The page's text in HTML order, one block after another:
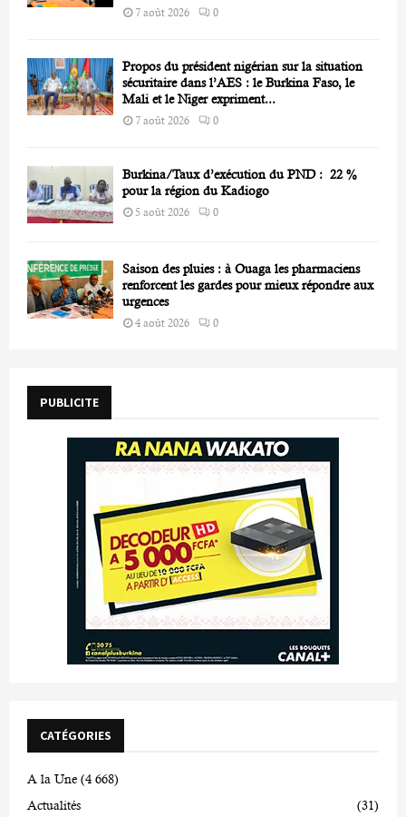
7 août 2026 0
Propos du président nigérian sur la situation
sécuritaire dans l’AES : le Burkina Faso, le
Mali et le Niger expriment...
7 août 2026 0
Burkina/Taux d’exécution du PND : 22 %
pour la région du Kadiogo
5 août 2026 0
Saison des pluies : à Ouaga les pharmaciens
renforcent les gardes pour mieux répondre aux
urgences
4 août 2026 0
PUBLICITE
CATÉGORIES
A la Une (4 668)
Actualités
(31)